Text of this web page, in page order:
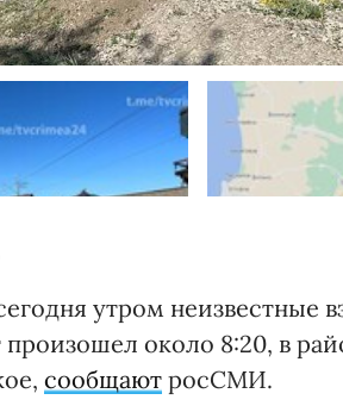
утром неизвестные
около 8:20, в
сообщают росСМИ.